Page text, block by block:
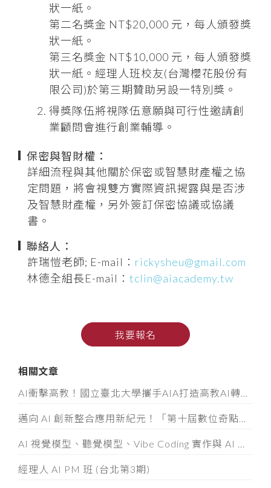
狀一紙。
第二名獎金 NT$20,000 元，每人頒發獎
狀一紙。
第三名獎金 NT$10,000 元，每人頒發獎
狀一紙。經理人班校友(台灣櫻花股份有
限公司)於第三期贊助另設一特別獎。
得獎隊伍將視隊伍意願與可行性邀請創
業顧問會進行創業輔導。
保密與智財權：
詳細流程與其他關於保密或智慧財產權之協
定問題，將會視雙方實際資訊揭露與是否涉
及智慧財產權，另外簽訂保密協議或協議
書。
聯絡人：
許瑞愷老師; E-mail： rickysheu@gmail.com
林德全組長E-mail： tclin@aiacademy.tw
我要報名
相關文章
AI衝擊高教！國立臺北大學攜手AIA打造高教AI轉型示範模式
邁向 AI 創新整合應用新紀元！「第十屆數位奇點獎」8/5起全面開放徵件
AI 視覺模型、聽覺模型、Vibe Coding 實作與 AI 素養認證工作坊
經理人 AI PM 班 (台北第3期)